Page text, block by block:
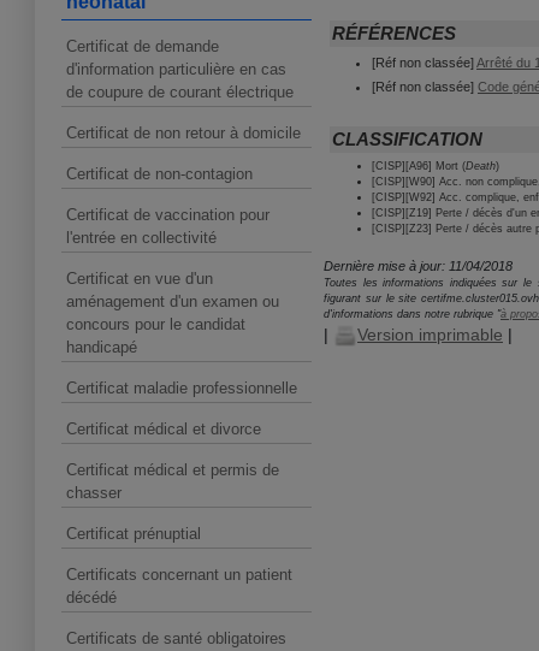
Certificat de demande
d'information particulière en cas
de coupure de courant électrique
Certificat de non retour à domicile
Certificat de non-contagion
Certificat de vaccination pour
l'entrée en collectivité
Certificat en vue d'un
aménagement d'un examen ou
concours pour le candidat
handicapé
Certificat maladie professionnelle
Certificat médical et divorce
Certificat médical et permis de
chasser
Certificat prénuptial
Certificats concernant un patient
décédé
Certificats de santé obligatoires
RÉFÉRENCES
[Réf non classée]Arrêté du
[Réf non classée] Code
CLASSIFICATION
[CISP][A96] Mort (Death)
[CISP][W90] Acc. non
[CISP][W92] Acc. complique,
[CISP][Z19] Perte / décès d'un
[CISP][Z23] Perte / décès autre
Dernière mise à jour: 11/04/2018
Toutes les informations indiquées sur
figurant sur le site
d'informations dans notre rubrique "à
| Version imprimable |